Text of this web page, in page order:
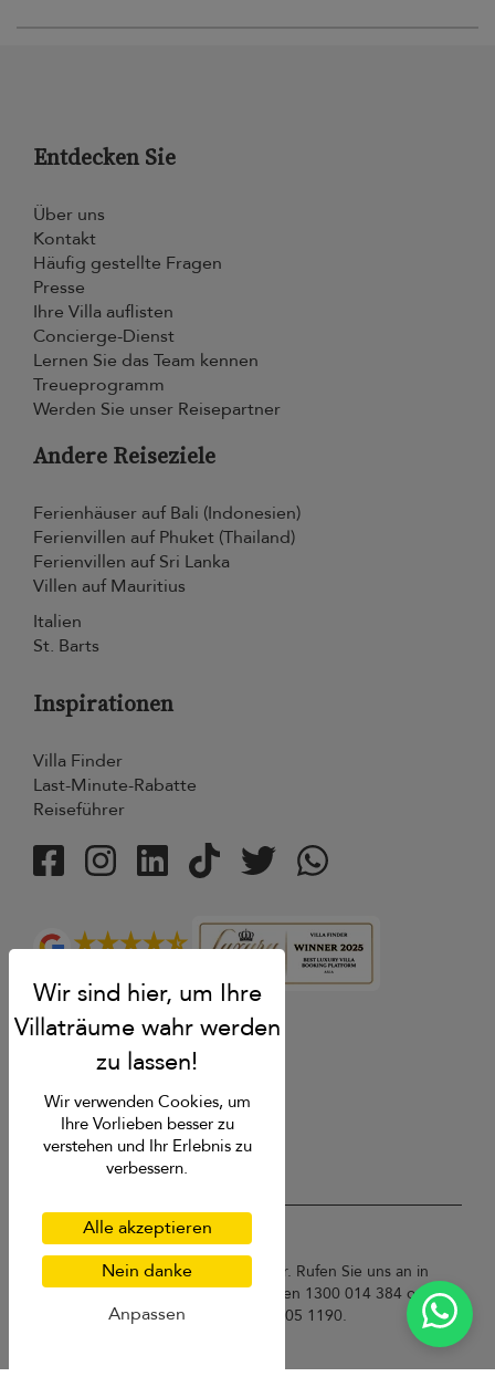
Entdecken Sie
Über uns
Kontakt
Häufig gestellte Fragen
Presse
Ihre Villa auflisten
Concierge-Dienst
Lernen Sie das Team kennen
Treueprogramm
Werden Sie unser Reisepartner
Andere Reiseziele
Ferienhäuser auf Bali (Indonesien)
Ferienvillen auf Phuket (Thailand)
Ferienvillen auf Sri Lanka
Villen auf Mauritius
Italien
St. Barts
Inspirationen
Villa Finder
Last-Minute-Rabatte
Reiseführer
USD $ de Deutsch
Copyright © 2026 Samui Villa Finder. Rufen Sie uns an in
Thailand +66 60 003 5911 / Australien 1300 014 384 oder
+61 2 9191 7419 / Singapur +65 3105 1190.
Wir verwenden Cookies, um
Ihre Vorlieben besser zu
verstehen und Ihr Erlebnis zu
verbessern.
Alle akzeptieren
Nein danke
Anpassen